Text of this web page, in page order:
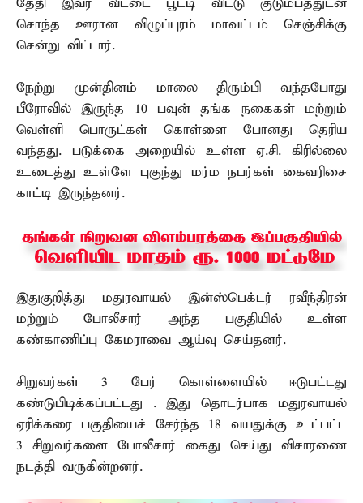
தேதி இவர் வீட்டை பூட்டி விட்டு குடும்பத்துடன்
சொந்த ஊரான விழுப்புரம் மாவட்டம் செஞ்சிக்கு
சென்று விட்டார்.
நேற்று முன்தினம் மாலை திரும்பி வந்தபோது
பீரோவில் இருந்த 10 பவுன் தங்க நகைகள் மற்றும்
வெள்ளி பொருட்கள் கொள்ளை போனது தெரிய
வந்தது. படுக்கை அறையில் உள்ள ஏ.சி. கிரில்லை
உடைத்து உள்ளே புகுந்து மர்ம நபர்கள் கைவரிசை
காட்டி இருந்தனர்.
இதுகுறித்து மதுரவாயல் இன்ஸ்பெக்டர் ரவீந்திரன்
மற்றும் போலீசார் அந்த பகுதியில் உள்ள
கண்காணிப்பு கேமராவை ஆய்வு செய்தனர்.
சிறுவர்கள் 3 பேர் கொள்ளையில் ஈடுபட்டது
கண்டுபிடிக்கப்பட்டது . இது தொடர்பாக மதுரவாயல்
ஏரிக்கரை பகுதியைச் சேர்ந்த 18 வயதுக்கு உட்பட்ட
3 சிறுவர்களை போலீசார் கைது செய்து விசாரணை
நடத்தி வருகின்றனர்.